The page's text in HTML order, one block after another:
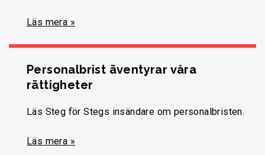
Läs mera »
Personalbrist äventyrar våra
rättigheter
Läs Steg för Stegs insändare om personalbristen.
Läs mera »